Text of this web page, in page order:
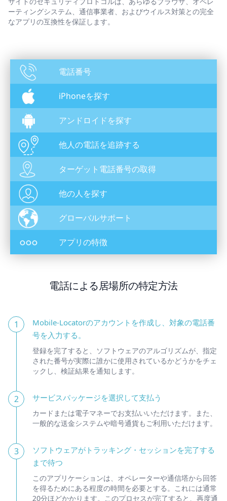
ーティングシステム、通信事業者、およびウイルス対策との完全
なアプリの互換性を保証します。
電話番号
iPhoneを探す
アンドロイドを探す
他人の電話を追跡する
ターゲット電話番号の取得
他の人を探す
グローバルサポート
アプリの特徴
電話による居場所の特定方法
1
Mobile-Locatorのアカウントを作成し、対象の電話番
号を入力する。
登録を完了すると、ソフトウェアのアルゴリズムが、指定
された番号が実際に誰かに使用されているかどうかをチェ
ックし、検証結果を通知します。
2 サービスパッケージを選択して支払う
カードまたは電子マネーでお支払いいただけます。また、
一般的な送金システムや暗号通貨もご利用いただけます。
3
ソフトウェアがトラッキング・セッションを完了する
まで待つ
このアプリケーションは、オペレーターや通信塔から回答
を得るためにある程度の時間を必要とする。これには通常
20分ほどかかります。このプロセスが完了すると、再度通